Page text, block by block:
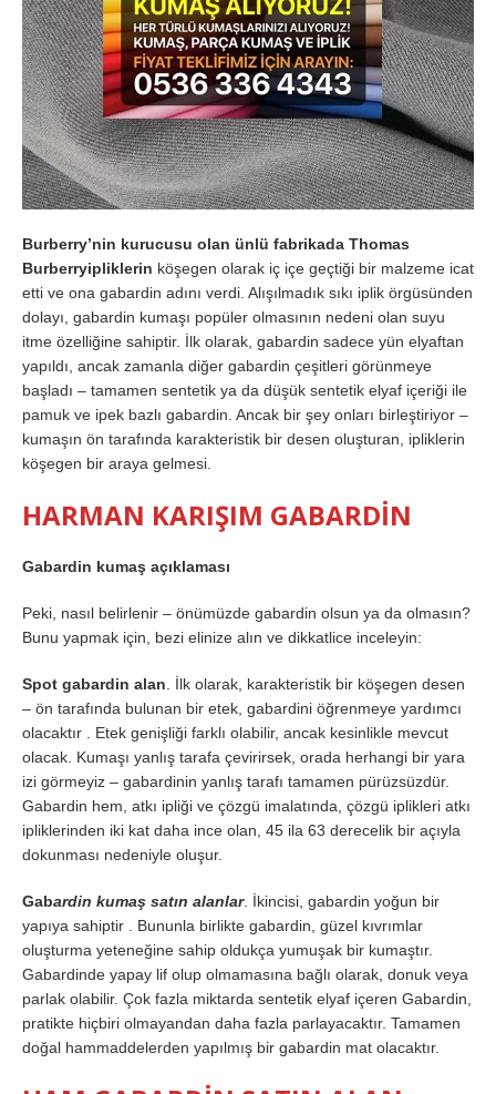
Burberry’nin kurucusu olan ünlü fabrikada Thomas
Burberryipliklerin köşegen olarak iç içe geçtiği bir malzeme icat
etti ve ona gabardin adını verdi. Alışılmadık sıkı iplik örgüsünden
dolayı, gabardin kumaşı popüler olmasının nedeni olan suyu
itme özelliğine sahiptir. İlk olarak, gabardin sadece yün elyaftan
yapıldı, ancak zamanla diğer gabardin çeşitleri görünmeye
başladı – tamamen sentetik ya da düşük sentetik elyaf içeriği ile
pamuk ve ipek bazlı gabardin. Ancak bir şey onları birleştiriyor –
kumaşın ön tarafında karakteristik bir desen oluşturan, ipliklerin
köşegen bir araya gelmesi.
HARMAN KARIŞIM GABARDİN
Gabardin kumaş açıklaması
Peki, nasıl belirlenir – önümüzde gabardin olsun ya da olmasın?
Bunu yapmak için, bezi elinize alın ve dikkatlice inceleyin:
Spot gabardin alan . İlk olarak, karakteristik bir köşegen desen
– ön tarafında bulunan bir etek, gabardini öğrenmeye yardımcı
olacaktır . Etek genişliği farklı olabilir, ancak kesinlikle mevcut
olacak. Kumaşı yanlış tarafa çevirirsek, orada herhangi bir yara
izi görmeyiz – gabardinin yanlış tarafı tamamen pürüzsüzdür.
Gabardin hem, atkı ipliği ve çözgü imalatında, çözgü iplikleri atkı
ipliklerinden iki kat daha ince olan, 45 ila 63 derecelik bir açıyla
dokunması nedeniyle oluşur.
Gabardin kumaş satın alanlar. İkincisi, gabardin yoğun bir
yapıya sahiptir . Bununla birlikte gabardin, güzel kıvrımlar
oluşturma yeteneğine sahip oldukça yumuşak bir kumaştır.
Gabardinde yapay lif olup olmamasına bağlı olarak, donuk veya
parlak olabilir. Çok fazla miktarda sentetik elyaf içeren Gabardin,
pratikte hiçbiri olmayandan daha fazla parlayacaktır. Tamamen
doğal hammaddelerden yapılmış bir gabardin mat olacaktır.